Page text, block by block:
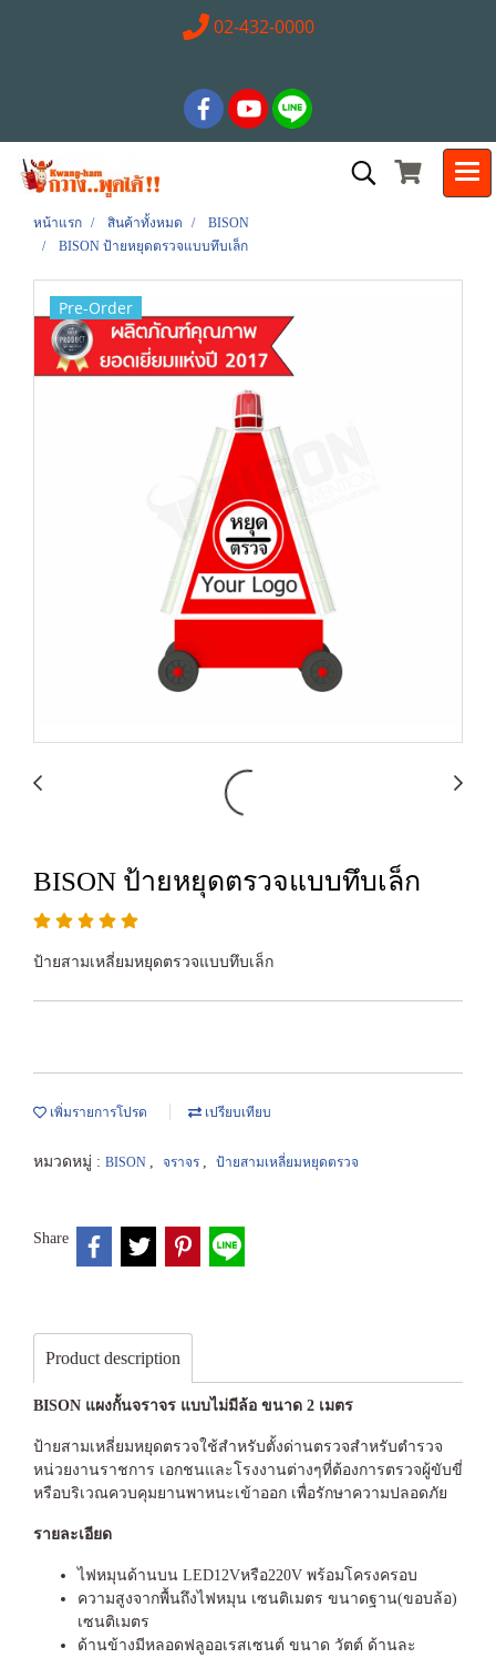
02-432-0000
หน้าแรก สินค้าทั้งหมด
BISON
BISON ป้ายหยุดตรวจแบบทึบเล็ก
Pre-Order
BISON ป้ายหยุดตรวจแบบทึบเล็ก
ป้ายสามเหลี่ยมหยุดตรวจแบบทึบเล็ก
เพิ่มรายการโปรด เปรียบเทียบ
หมวดหมู่ : BISON , จราจร , ป้ายสามเหลี่ยมหยุดตรวจ
Share
Product description
BISON แผงกั้นจราจร แบบไม่มีล้อ ขนาด 2 เมตร
ป้ายสามเหลี่ยมหยุดตรวจใช้สำหรับตั้งด่านตรวจสำหรับตำรวจ
หน่วยงานราชการ เอกชนและโรงงานต่างๆที่ต้องการตรวจผู้ขับขี่
หรือบริเวณควบคุมยานพาหนะเข้าออก เพื่อรักษาความปลอดภัย
รายละเอียด
ไฟหมุนด้านบน LED12Vหรือ220V พร้อมโครงครอบ
ความสูงจากพื้นถึงไฟหมุน เซนติเมตร ขนาดฐาน(ขอบล้อ)
เซนติเมตร
ด้านข้างมีหลอดฟลูออเรสเซนต์ ขนาด วัตต์ ด้านละ